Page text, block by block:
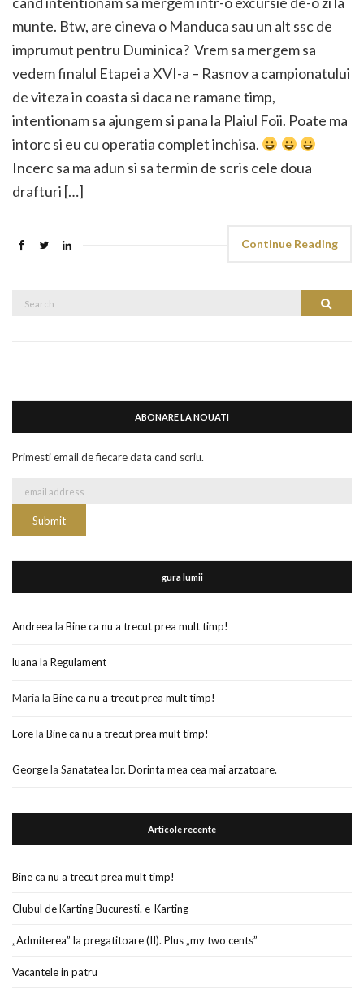
munte. Btw, are cineva o Manduca sau un alt ssc de
imprumut pentru Duminica? Vrem sa mergem sa
vedem finalul Etapei a XVI-a – Rasnov a campionatului
de viteza in coasta si daca ne ramane timp,
intentionam sa ajungem si pana la Plaiul Foii. Poate ma
intorc si eu cu operatia complet inchisa.
Incerc sa ma adun si sa termin de scris cele doua
drafturi […]
Continue Reading
Search
ABONARE LA NOUATI
Primesti email de fiecare data cand scriu.
gura lumii
Andreea la Bine ca nu a trecut prea mult timp!
luana la Regulament
Maria la Bine ca nu a trecut prea mult timp!
Lorela Bine ca nu a trecut prea mult timp!
Georgela Sanatatea lor. Dorinta mea cea mai arzatoare.
Articole recente
Bine ca nu a trecut prea mult timp!
Clubul de Karting Bucuresti. e-Karting
„Admiterea” la pregatitoare (II). Plus „my two cents”
Vacantele in patru